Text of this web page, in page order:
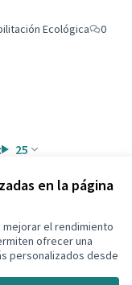
en la página
el rendimiento
ofrecer una
personalizados desde
Ecológica
0
25